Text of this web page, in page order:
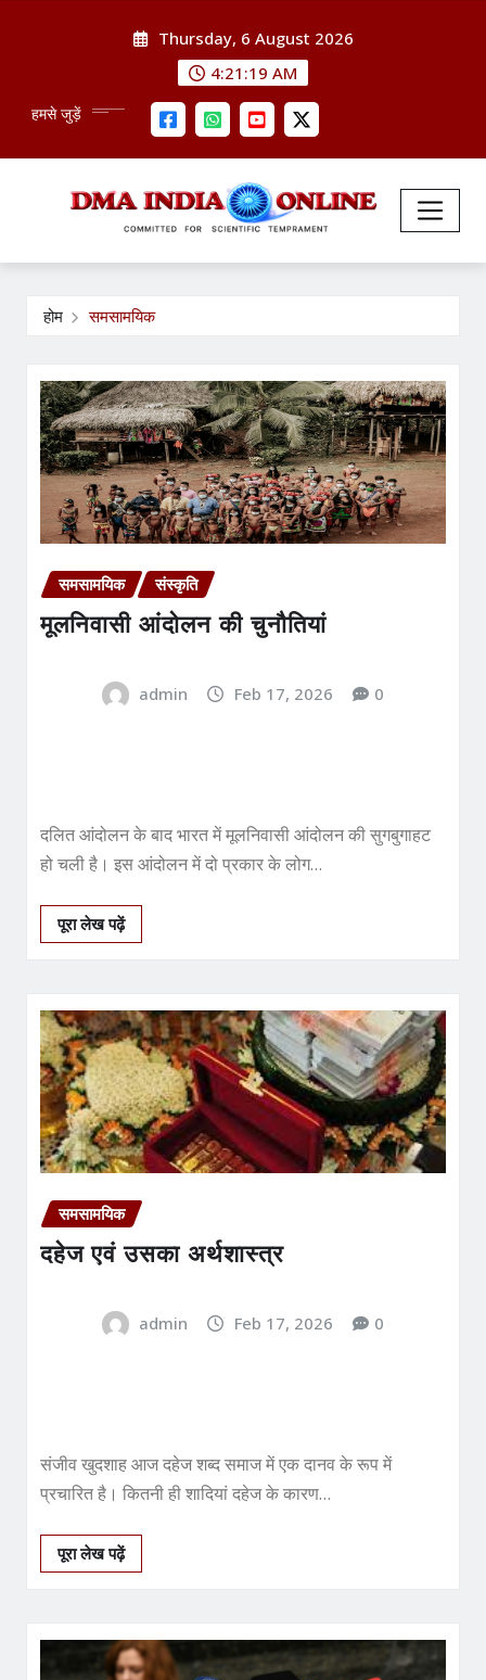
Thursday, 6 August 2026
4:21:20 AM
हमसे जुड़ें
होम समसामयिक
समसामयिक संस्कृति
मूलनिवासी आंदोलन की चुनौतियां
admin Feb 17, 2026 0
दलित आंदोलन के बाद भारत में मूलनिवासी आंदोलन की सुगबुगाहट
हो चली है। इस आंदोलन में दो प्रकार के लोग…
पूरा लेख पढ़ें
समसामयिक
दहेज एवं उसका अर्थशास्त्र
admin Feb 17, 2026 0
संजीव खुदशाह आज दहेज शब्द समाज में एक दानव के रूप में
प्रचारित है। कितनी ही शादियां दहेज के कारण…
पूरा लेख पढ़ें